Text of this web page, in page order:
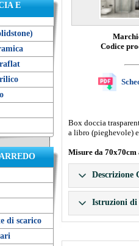
E
di scarico
Codice
Box doccia
a libro (pieghevole)
Misure da
Descrizione
Istruzioni di